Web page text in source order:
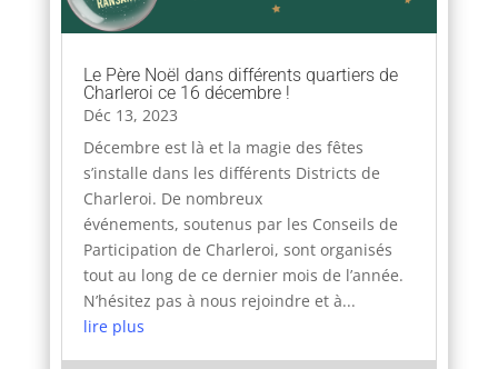
Le Père Noël dans différents quartiers de
Charleroi ce 16 décembre !
Déc 13, 2023
Décembre est là et la magie des fêtes
s’installe dans les différents Districts de
Charleroi. De nombreux
événements, soutenus par les Conseils de
Participation de Charleroi, sont organisés
tout au long de ce dernier mois de l’année.
N’hésitez pas à nous rejoindre et à...
lire plus